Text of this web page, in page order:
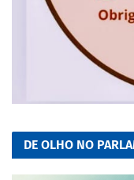
DE OLHO NO